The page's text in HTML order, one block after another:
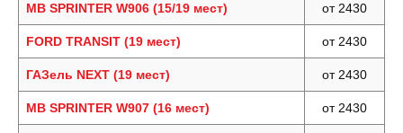
MB SPRINTER W906 (15/19 мест) от 2430
FORD TRANSIT (19 мест) от 2430
ГАЗель NEXT (19 мест) от 2430
MB SPRINTER W907 (16 мест) от 2430